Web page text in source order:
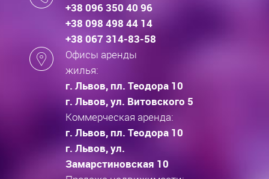
+38 096 350 40 96
+38 098 498 44 14
+38 067 314-83-58
Офисы аренды
жилья:
г. Львов, пл. Теодора 10
г. Львов, ул. Витовского 5
Коммерческая аренда:
г. Львов, пл. Теодора 10
г. Львов, ул.
Замарстиновская 10